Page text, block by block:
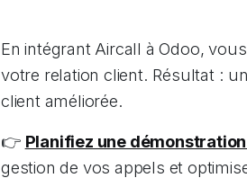
En intégrant Aircall à Odoo,
votre relation client. Résultat :
client améliorée.
👉 Planifiez une
gestion de vos appels et